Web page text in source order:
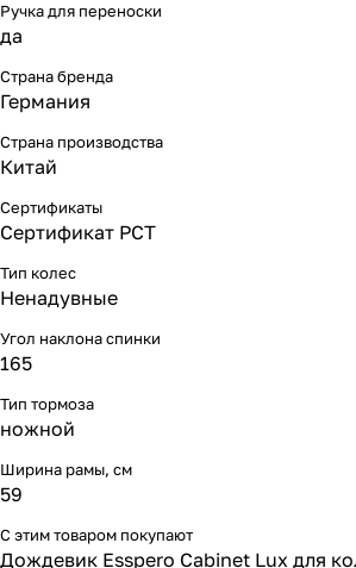
Ручка для переноски
да
Страна бренда
Германия
Страна производства
Китай
Сертификаты
Сертификат РСТ
Тип колес
Ненадувные
Угол наклона спинки
165
Тип тормоза
ножной
Ширина рамы, см
59
С этим товаром покупают
Дождевик Esspero Cabinet Lux для